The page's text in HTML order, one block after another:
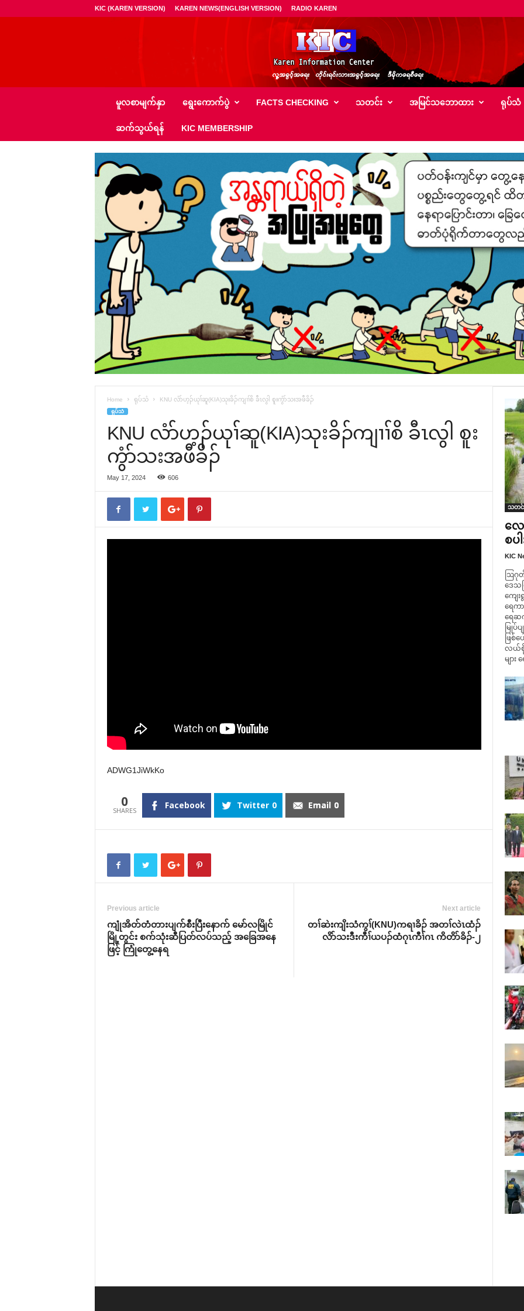
KIC (KAREN VERSION) KAREN NEWS(ENGLISH VERSION) RADIO KAREN
–
မူလစာမျက်နှာ ရွေး‌ကောက်ပွဲ FACTS CHECKING သတင်း အမြင်သ‌ဘောထား ရုပ်သံ
ဆက်သွယ်ရန် KIC MEMBERSHIP
Home ရုပ်သံ KNU လံာ်ဟ့ၣ်ယုၢ်ဆူ(KIA)သုးခိၣ်ကျၢၢ်စိ ခီၤလွါ စူးကွံာ်သးအဖီခိၣ်
ရုပ်သံ
KNU လံာ်ဟ့ၣ်ယုၢ်ဆူ(KIA)သုးခိၣ်ကျၢၢ်စိ ခီၤလွါ စူး
ကွံာ်သးအဖီခိၣ်
May 17, 2024 606
ADWG1JiWkKo
0 Facebook Twitter 0 Email 0
Previous article
ကျုံအိတ်တံတားပျက်စီးပြီးနောက် မော်လမြိုင်
မြို့တွင်း စက်သုံးဆီပြတ်လပ်သည့် အခြေအနေ
ဖြင့် ကြုံတွေ့နေရ
Next article
တၢ်ဆဲးကျိးသံကွၢ်(KNU)ကရၢခိၣ် အတၢ်လဲၤထံၣ်
လိာ်သးဒီးကီၢ်ယပၣ်ထံဂုၤကီၢ်ဂၤ ကိတိာ်ခိၣ်-၂
သတင်
လေ
စပ
KIC
ဩဂုတ်
ဒေသ
ကျေး
ရေကာ
ရေဆ
မြုပ်
ဖြစ်
လယ်စို
များ